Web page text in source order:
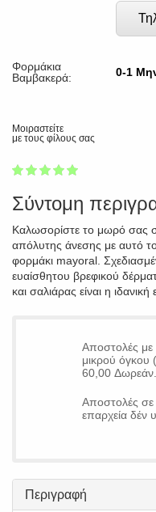
Φορμάκια
Βαμβακερά:
0-1
Μοιραστείτε
με τους φίλους σας
1
2
3
4
5
Σύντομη
Καλωσορίστε το μωρό σας
απόλυτης άνεσης με αυτό
φορμάκι mayoral.
ευαίσθητου βρεφικού
και σαλιάρας είναι η
Αποστολές με
μικρού όγκου
60,00 Δωρεάν.
Αποστολές σε
επαρχεία δέν
Περιγραφή